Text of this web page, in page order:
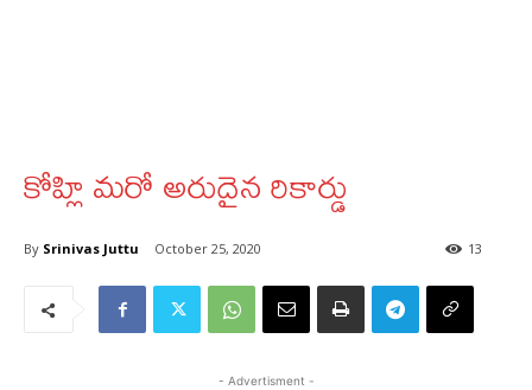
కోహ్లి మరో అరుదైన రికార్డు
By Srinivas Juttu October 25, 2020 13
- Advertisment -